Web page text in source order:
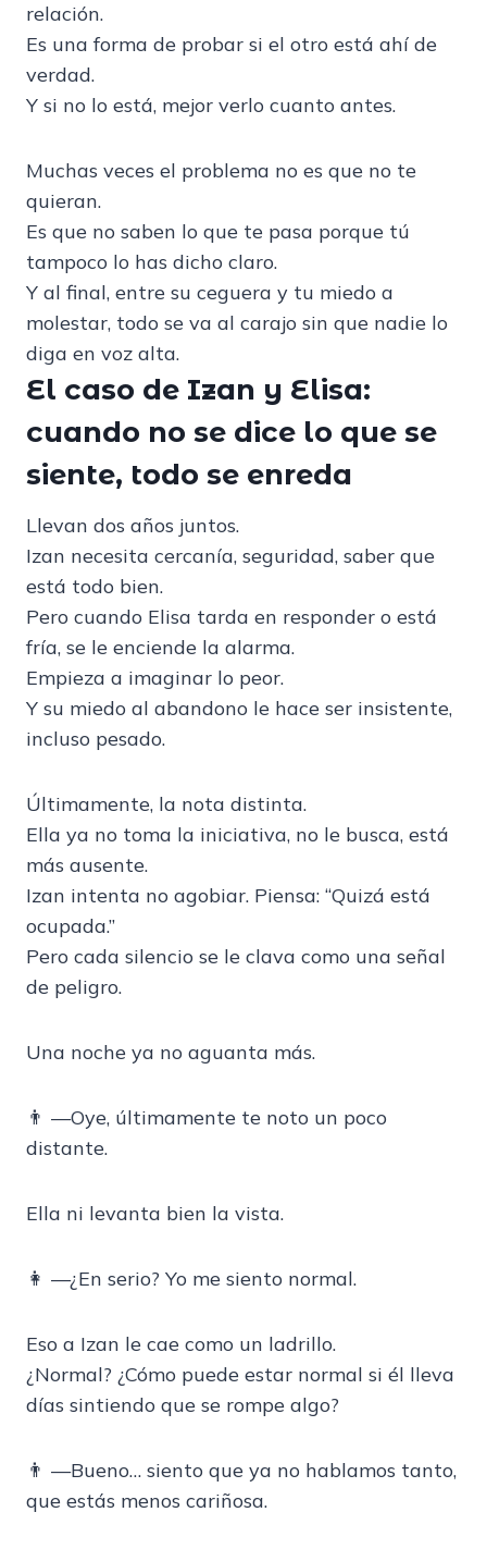
relación.
Es una forma de probar si el otro está ahí de
verdad.
Y si no lo está, mejor verlo cuanto antes.
Muchas veces el problema no es que no te
quieran.
Es que no saben lo que te pasa porque tú
tampoco lo has dicho claro.
Y al final, entre su ceguera y tu miedo a
molestar, todo se va al carajo sin que nadie lo
diga en voz alta.
El caso de Izan y Elisa:
cuando no se dice lo que se
siente, todo se enreda
Llevan dos años juntos.
Izan necesita cercanía, seguridad, saber que
está todo bien.
Pero cuando Elisa tarda en responder o está
fría, se le enciende la alarma.
Empieza a imaginar lo peor.
Y su miedo al abandono le hace ser insistente,
incluso pesado.
Últimamente, la nota distinta.
Ella ya no toma la iniciativa, no le busca, está
más ausente.
Izan intenta no agobiar. Piensa: “Quizá está
ocupada.”
Pero cada silencio se le clava como una señal
de peligro.
Una noche ya no aguanta más.
👨 —Oye, últimamente te noto un poco
distante.
Ella ni levanta bien la vista.
👩 —¿En serio? Yo me siento normal.
Eso a Izan le cae como un ladrillo.
¿Normal? ¿Cómo puede estar normal si él lleva
días sintiendo que se rompe algo?
👨 —Bueno… siento que ya no hablamos tanto,
que estás menos cariñosa.